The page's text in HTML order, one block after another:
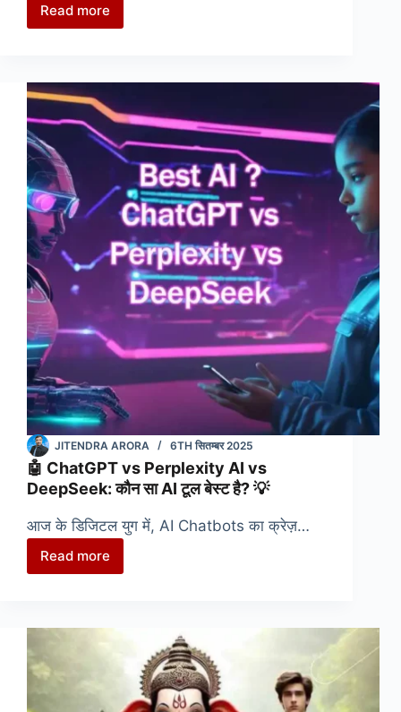
Read more
💌
Writing
Free:
घर
ईमेल
लिखना
JITENDRA ARORA 6TH सितम्बर 2025
🤖 ChatGPT vs Perplexity AI vs
DeepSeek: कौन सा AI टूल बेस्ट है? 💡
आज के डिजिटल युग में, AI Chatbots का क्रेज़…
Read more
🤖
Perplexity
DeepSeek: